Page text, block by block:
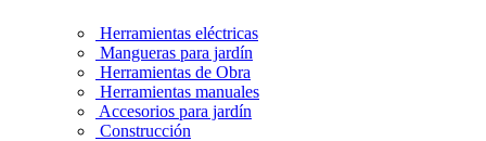
Herramientas eléctricas
Mangueras para jardín
Herramientas de Obra
Herramientas manuales
Accesorios para jardín
Construcción